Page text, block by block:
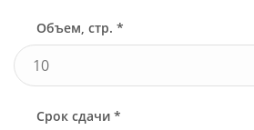
Объем, стр. *
Срок сдачи *